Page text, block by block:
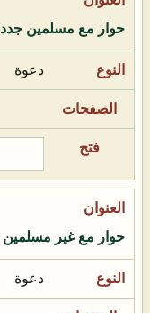
حوار مع مسلمين جدد
دعوة
حوار مع غير مسلمين
دعوة